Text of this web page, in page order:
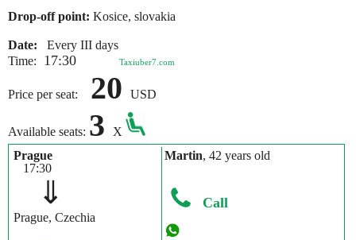
Drop-off point: Kosice, slovakia
Date:
Every III days
Time:
17:30 Taxiuber7.com
Price per seat: 20 USD
Available seats: 3
X
Prague
17:30
⇓
Prague, Czechia
Martin, 42 years old
Call